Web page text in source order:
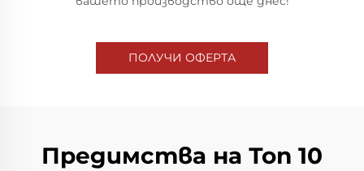
ПОЛУЧИ ОФЕРТА
Предимства на Топ 10